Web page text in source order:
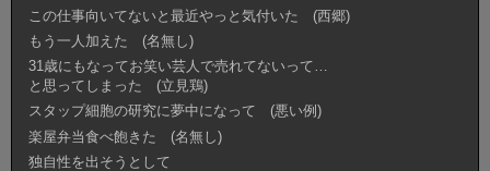
この仕事向いてないと最近やっと気付いた (西郷)
もう一人加えた (名無し)
31歳にもなってお笑い芸人で売れてないって…
と思ってしまった (立見鶏)
スタップ細胞の研究に夢中になって (悪い例)
楽屋弁当食べ飽きた (名無し)
独自性を出そうとして